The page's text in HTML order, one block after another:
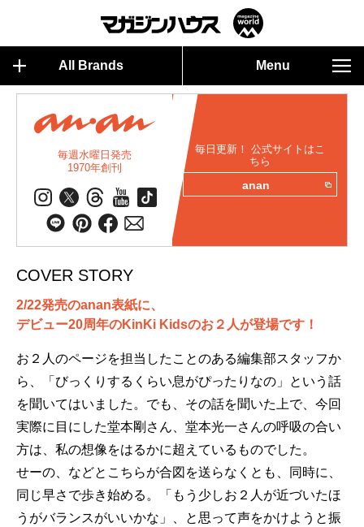
All Brands Menu
毎週水曜日発売
1970年創刊
毎日更新！ 公式サイトはこ
ちら
anan
COVER STORY
2/22発売のanan表紙に、
デビュー20周年のKinKi Kidsのお２人が登場です！
お２人のページを担当したことのある編集部スタッフか
ら、「びっくりするくらい息がぴったりなの」という話
を聞いてはいました。でも、その話を聞いた上で、今回
実際に目にした堂本剛さん、堂本光一さんの呼吸の合い
方は、私の想像をはるかに超えているものでした。
せーの、などとこちらが合図を送らなくとも、同時に、
同じ早さで歩き始める。「もう少しお２人が近づいたほ
うがバランスがいいかな」、と思って声をかけようと振